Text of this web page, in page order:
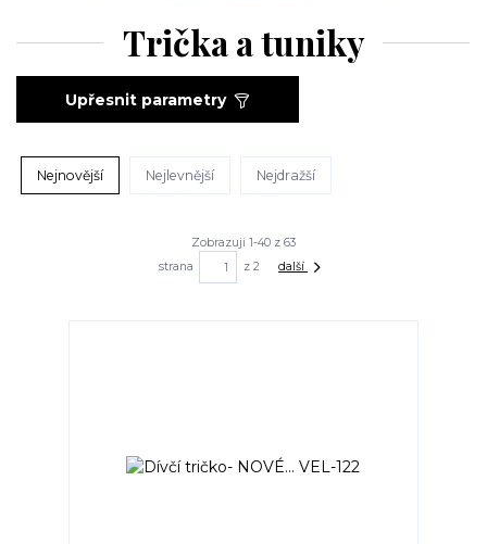
Trička a tuniky
Upřesnit parametry
Nejnovější Nejlevnější Nejdražší
Zobrazuji 1-40 z 63
strana
z 2 další